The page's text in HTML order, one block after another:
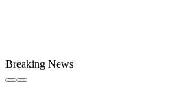
Breaking News